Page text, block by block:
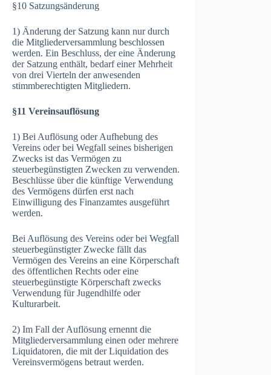
§10 Satzungsänderung
1) Änderung der Satzung kann nur durch
die Mitgliederversammlung beschlossen
werden. Ein Beschluss, der eine Änderung
der Satzung enthält, bedarf einer Mehrheit
von drei Vierteln der anwesenden
stimmberechtigten Mitgliedern.
§11 Vereinsauflösung
1) Bei Auflösung oder Aufhebung des
Vereins oder bei Wegfall seines bisherigen
Zwecks ist das Vermögen zu
steuerbegünstigten Zwecken zu verwenden.
Beschlüsse über die künftige Verwendung
des Vermögens dürfen erst nach
Einwilligung des Finanzamtes ausgeführt
werden.
Bei Auflösung des Vereins oder bei Wegfall
steuerbegünstigter Zwecke fällt das
Vermögen des Vereins an eine Körperschaft
des öffentlichen Rechts oder eine
steuerbegünstigte Körperschaft zwecks
Verwendung für Jugendhilfe oder
Kulturarbeit.
2) Im Fall der Auflösung ernennt die
Mitgliederversammlung einen oder mehrere
Liquidatoren, die mit der Liquidation des
Vereinsvermögens betraut werden.